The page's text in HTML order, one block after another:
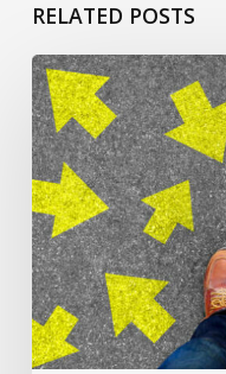
RELATED POSTS
ça
commence
pour
Jacqueline
L’h